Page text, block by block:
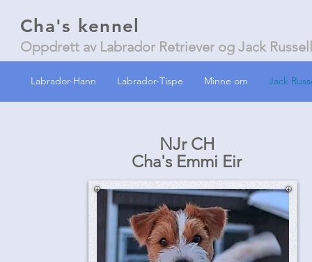
Cha's kennel
Oppdrett av Labrador Retriever og Jack
Labrador-Hann Labrador-Tispe Minne om Jack
NJr CH
Cha's Emmi Eir